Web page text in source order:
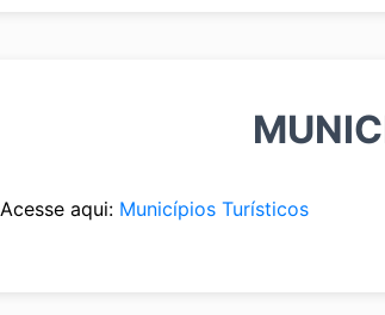
Acesse aqui: Municípios Turísticos